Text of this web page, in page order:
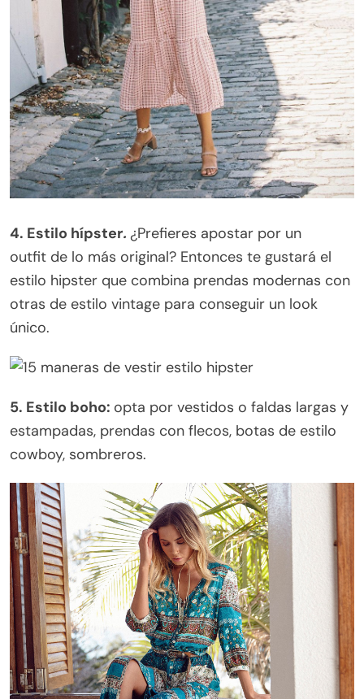
4. Estilo hípster. ¿Prefieres apostar por un
outfit de lo más original? Entonces te gustará el
estilo hipster que combina prendas modernas con
otras de estilo vintage para conseguir un look
único.
5. Estilo boho: opta por vestidos o faldas largas y
estampadas, prendas con flecos, botas de estilo
cowboy, sombreros.